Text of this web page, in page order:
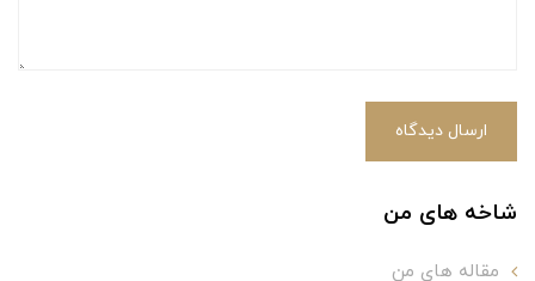
ارسال دیدگاه
شاخه های من
مقاله های من